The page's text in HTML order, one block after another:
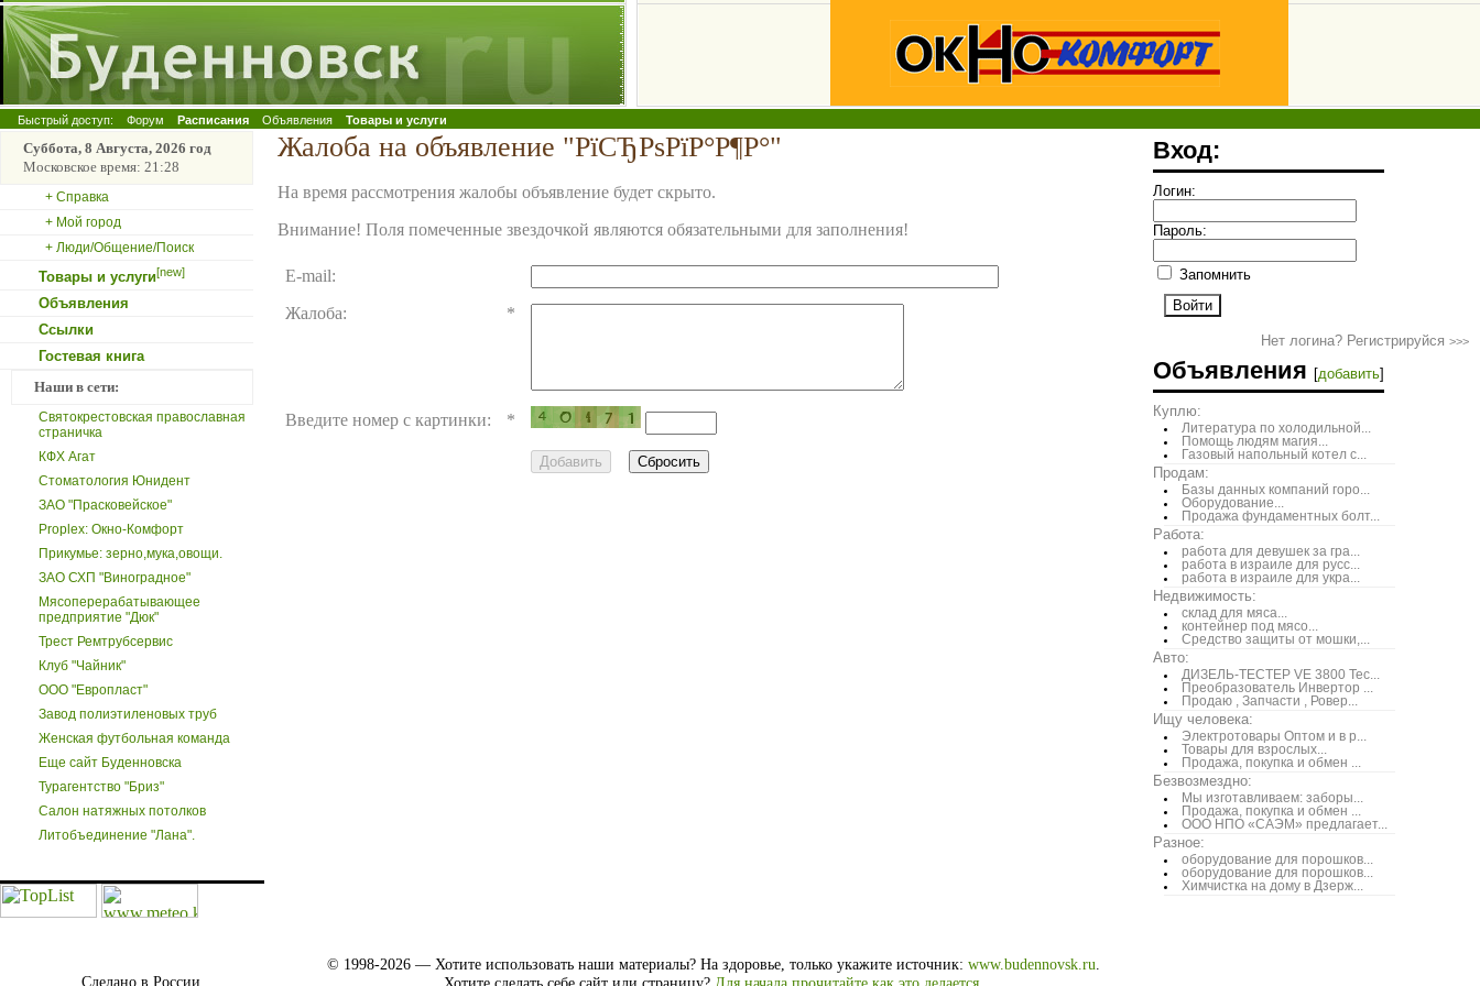
Быстрый доступ: Форум Расписания Объявления Товары и услуги
Суббота, 8 Августа, 2026 год
Московское время: 21:28
+ Справка
+ Мой город
+ Люди/Общение/Поиск
Товары и услуги[new]
Объявления
Ссылки
Гостевая книга
Наши в сети:
Святокрестовская православная
страничка
КФХ Агат
Стоматология Юнидент
ЗАО "Прасковейское"
Proplex: Окно-Комфорт
Прикумье: зерно,мука,овощи.
ЗАО СХП "Виноградное"
Мясоперерабатывающее
предприятие "Дюк"
Трест Ремтрубсервис
Клуб "Чайник"
ООО "Европласт"
Завод полиэтиленовых труб
Женская футбольная команда
Еще сайт Буденновска
Турагентство "Бриз"
Салон натяжных потолков
Литобъединение "Лана".
Жалоба на объявление "РїСЂРѕРїР°Р¶Р°"
На время рассмотрения жалобы объявление будет скрыто.
Внимание! Поля помеченные звездочкой являются обязательными для заполнения!
E-mail:
Жалоба:
*
Введите номер с картинки: *
Вход:
Логин:
Пароль:
Запомнить
Нет логина? Регистрируйся >>>
Объявления [добавить]
Куплю:
Литература по холодильной...
Помощь людям магия...
Газовый напольный котел с...
Продам:
Базы данных компаний горо...
Оборудование...
Продажа фундаментных болт...
Работа:
работа для девушек за гра...
работа в израиле для русс...
работа в израиле для укра...
Недвижимость:
склад для мяса...
контейнер под мясо...
Средство защиты от мошки,...
Авто:
ДИЗЕЛЬ-ТЕСТЕР VE 3800 Тес...
Преобразователь Инвертор ...
Продаю , Запчасти , Ровер...
Ищу человека:
Электротовары Оптом и в р...
Товары для взрослых...
Продажа, покупка и обмен ...
Безвозмездно:
Мы изготавливаем: заборы...
Продажа, покупка и обмен ...
ООО НПО «САЭМ» предлагает...
Разное:
оборудование для порошков...
оборудование для порошков...
Химчистка на дому в Дзерж...
Сделано в России.
© 1998-2026 — Хотите использовать наши материалы? На здоровье, только укажите источник: www.budennovsk.ru